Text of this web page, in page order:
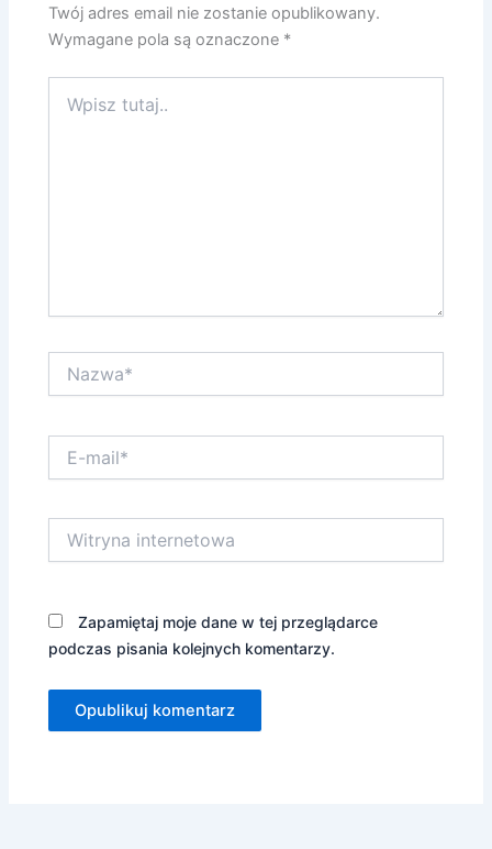
Twój adres email nie zostanie opublikowany.
Wymagane pola są oznaczone *
tutaj..
mail*
internetowa
Zapamiętaj moje dane w tej przeglądarce
podczas pisania kolejnych komentarzy.